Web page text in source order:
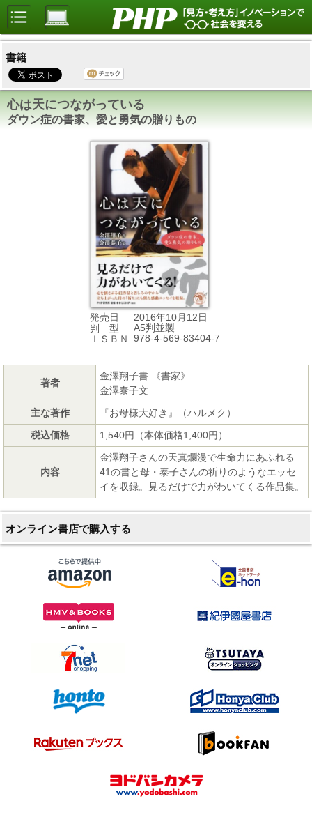
書籍
心は天につながっている
ダウン症の書家、愛と勇気の贈りもの
発売日
2016年10月12日
判 型
A5判並製
ＩＳＢＮ
978-4-569-83404-7
著者
金澤翔子書 《書家》
金澤泰子文
主な著作
『お母様大好き』（ハルメク）
税込価格
1,540円（本体価格1,400円）
内容
金澤翔子さんの天真爛漫で生命力にあふれる
41の書と母・泰子さんの祈りのようなエッセ
イを収録。見るだけで力がわいてくる作品集。
オンライン書店で購入する